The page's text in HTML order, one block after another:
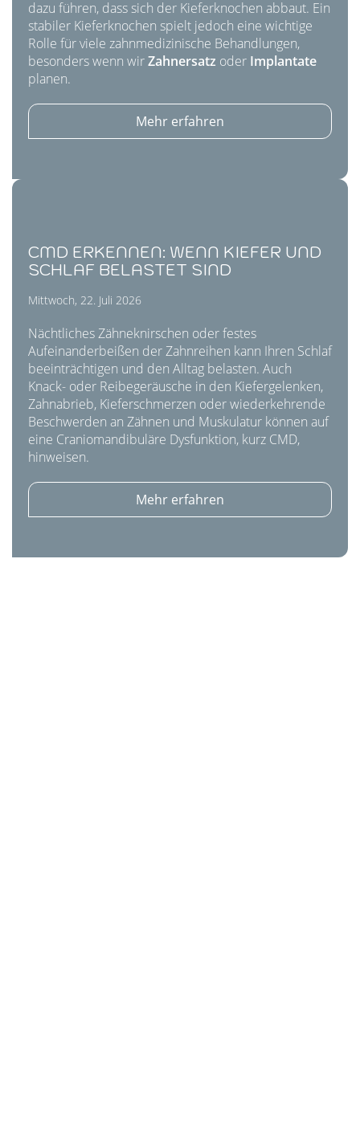
dazu führen, dass sich der Kieferknochen abbaut. Ein
stabiler Kieferknochen spielt jedoch eine wichtige
Rolle für viele zahnmedizinische Behandlungen,
besonders wenn wirZahnersatz oder Implantate
planen.
Mehr erfahren
CMD ERKENNEN: WENN KIEFER UND
SCHLAF BELASTET SIND
Mittwoch, 22. Juli 2026
Nächtliches Zähneknirschen oder festes
Aufeinanderbeißen der Zahnreihen kann Ihren Schlaf
beeinträchtigen und den Alltag belasten. Auch
Knack- oder Reibegeräusche in den Kiefergelenken,
Zahnabrieb, Kieferschmerzen oder wiederkehrende
Beschwerden an Zähnen und Muskulatur können auf
eine Craniomandibuläre Dysfunktion, kurz CMD,
hinweisen.
Mehr erfahren